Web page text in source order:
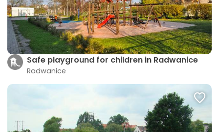
Safe playground for children in Radwanice
Radwanice